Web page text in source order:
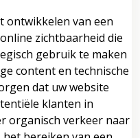
ontwikkelen van een
zichtbaarheid die
gebruik te maken
content en technische
dat uw website
klanten in
organisch verkeer naar